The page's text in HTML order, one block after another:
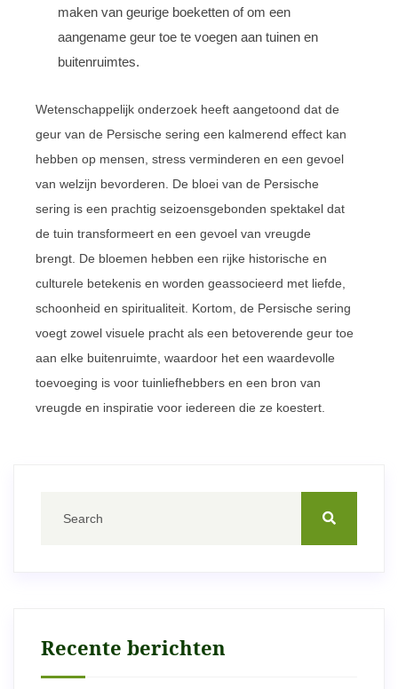
maken van geurige boeketten of om een
aangename geur toe te voegen aan tuinen en
buitenruimtes.
Wetenschappelijk onderzoek heeft aangetoond dat de
geur van de Persische sering een kalmerend effect kan
hebben op mensen, stress verminderen en een gevoel
van welzijn bevorderen. De bloei van de Persische
sering is een prachtig seizoensgebonden spektakel dat
de tuin transformeert en een gevoel van vreugde
brengt. De bloemen hebben een rijke historische en
culturele betekenis en worden geassocieerd met liefde,
schoonheid en spiritualiteit. Kortom, de Persische sering
voegt zowel visuele pracht als een betoverende geur toe
aan elke buitenruimte, waardoor het een waardevolle
toevoeging is voor tuinliefhebbers en een bron van
vreugde en inspiratie voor iedereen die ze koestert.
Recente berichten